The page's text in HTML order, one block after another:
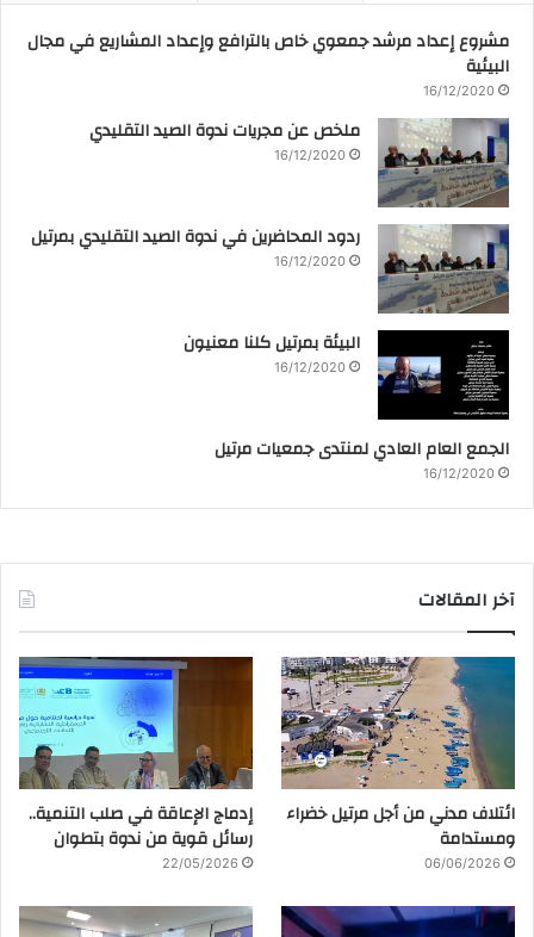
مشروع إعداد مرشد جمعوي خاص بالترافع وإعداد المشاريع في مجال
البيئية
16/12/2020
ملخص عن مجريات ندوة الصيد التقليدي
16/12/2020
ردود المحاضرين في ندوة الصيد التقليدي بمرتيل
16/12/2020
البيئة بمرتيل كلنا معنيون
16/12/2020
الجمع العام العادي لمنتدى جمعيات مرتيل
16/12/2020
آخر المقالات
ائتلاف مدني من أجل مرتيل خضراء
ومستدامة
06/06/2026
إدماج الإعاقة في صلب التنمية..
رسائل قوية من ندوة بتطوان
22/05/2026